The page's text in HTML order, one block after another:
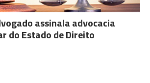
assinala advocacia
do Estado de Direito